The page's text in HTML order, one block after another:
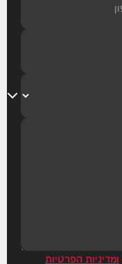
ומדיניות הפרטיות